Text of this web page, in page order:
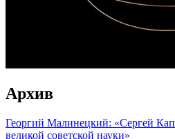
Архив
Георгий Малинецкий: «Сергей
великой советской науки»